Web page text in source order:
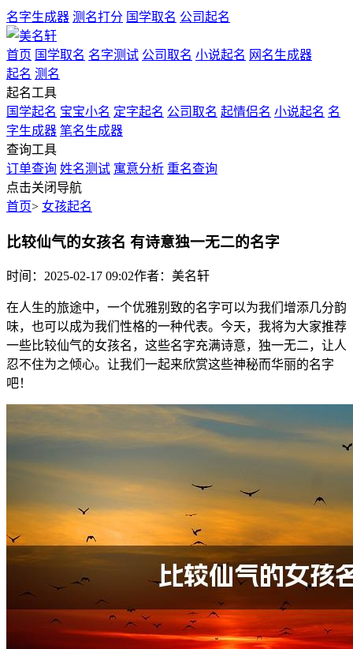
名字生成器 测名打分 国学取名 公司起名
首页 国学取名 名字测试 公司取名 小说起名 网名生成器
起名 测名
起名工具
国学起名 宝宝小名 定字起名 公司取名 起情侣名 小说起名 名
字生成器 笔名生成器
查询工具
订单查询 姓名测试 寓意分析 重名查询
点击关闭导航
首页> 女孩起名
比较仙气的女孩名 有诗意独一无二的名字
时间：2025-02-17 09:02作者：美名轩
在人生的旅途中，一个优雅别致的名字可以为我们增添几分韵
味，也可以成为我们性格的一种代表。今天，我将为大家推荐
一些比较仙气的女孩名，这些名字充满诗意，独一无二，让人
忍不住为之倾心。让我们一起来欣赏这些神秘而华丽的名字
吧！